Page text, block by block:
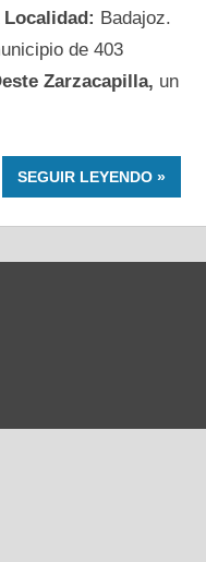
Localidad: Badajoz.
de 403
Zarzacapilla, un
SEGUIR LEYENDO